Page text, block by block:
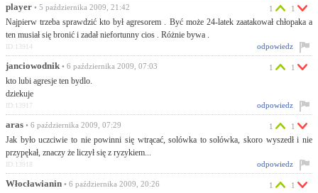
player • 5 października 2009, 21:42
Najpierw trzeba sprawdzić kto był agresorem . Być może 24-latek zaatakował chłopaka a
ten musiał się bronić i zadał niefortunny cios . Różnie bywa .
1 1
odpowiedz
ID:13914
janciowodnik • 6 października 2009, 07:03
kto lubi agresje ten bydlo.
dziekuje
1 1
odpowiedz
ID:13917
aras • 6 października 2009, 07:29
Jak było uczciwie to nie powinni się wtrącać, solówka to solówka, skoro wyszedł i nie
przypękał, znaczy że liczył się z ryzykiem...
1 1
odpowiedz
ID:13918
Włocławianin • 6 października 2009, 20:26 1 1